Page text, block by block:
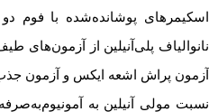
اسکیمرهای پوشانده‌شده با فوم
نانوالیاف پلی‌آنیلین از آزمون‌های
آزمون پراش اشعه ایکس و آزمون
نسبت مولی آنیلین به آمونیوم